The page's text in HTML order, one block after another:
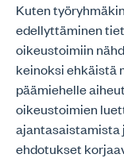
Kuten
edellyttäminen
oikeustoimiin
keinoksi ehkäistä
päämiehelle
oikeustoimien
ajantasaistamista
ehdotukset